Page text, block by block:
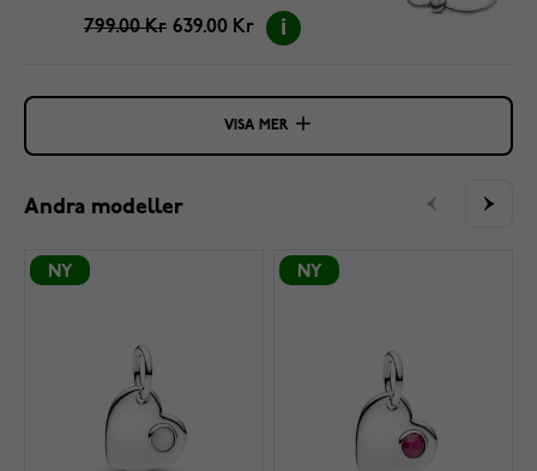
5594594C00-16
799.00 Kr 639.00 Kr
VISA MER
Andra modeller
NY NY